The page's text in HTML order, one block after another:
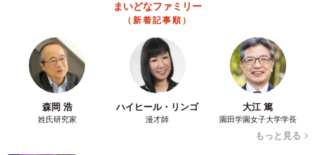
――コメントにも同様の体験談が続々と書き込まれていま
した。
今回のことは産婦人科での出来事でしたが、その他の病院
や内科などでも同じような事象が起きていて、いろんな場
所・タイミングで「他人の香り」に悩まされている人がた
まいどなファミリー
（新着記事順）
森岡 浩
姓氏研究家
ハイヒール・リンゴ
漫才師
大江 篤
園田学園女子大学学長
もっと見る